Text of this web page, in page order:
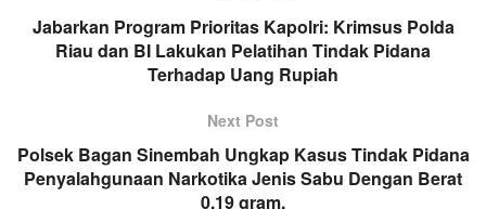
Jabarkan Program Prioritas Kapolri: Krimsus Polda
Riau dan BI Lakukan Pelatihan Tindak Pidana
Terhadap Uang Rupiah
Next Post
Polsek Bagan Sinembah Ungkap Kasus Tindak Pidana
Penyalahgunaan Narkotika Jenis Sabu Dengan Berat
0,19 gram.